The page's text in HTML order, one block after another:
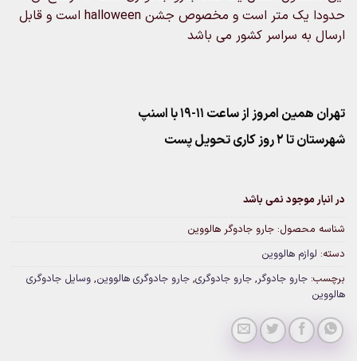
حدودا یک متر است و مخصوص جشن halloween است و قابل
ارسال به سراسر کشور می باشد
تهران همین امروز از ساعت ۱۱-۱۹ با اسنپ
شهرستان تا 2 روز کاری تحویل پست
در انبار موجود نمی باشد
شناسه محصول: جارو جادوگر هالووین
دسته: لوازم هالووین
برچسب: جارو جادوگر, جارو جادوگری, جارو جادوگری هالووین, وسایل جادوگری
هالووین